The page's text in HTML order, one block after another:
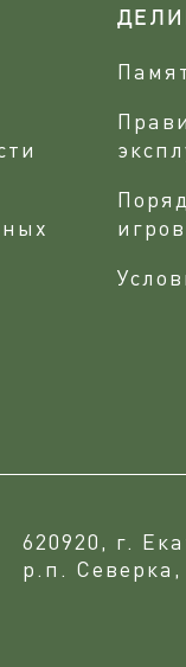
620920, г.
р.п. Северка,